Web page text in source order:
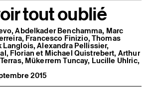
tout oublié
Abdelkader Benchamma, Marc
Francesco Finizio, Thomas
Langlois, Alexandra Pellissier,
Florian et Michael Quistrebert, Arthur
Mükerrem Tuncay, Lucille Uhlric,
2015